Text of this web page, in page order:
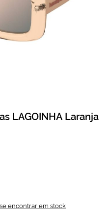
LAGOINHA
LAGOINHA Laranja
encontrar em stock